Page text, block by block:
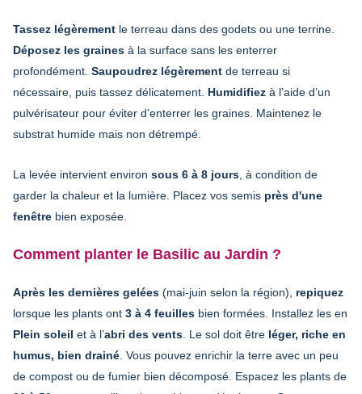
Tassez légèrement le terreau dans des godets ou une terrine.
Déposez les graines à la surface sans les enterrer
profondément. Saupoudrez légèrement de terreau si
nécessaire, puis tassez délicatement. Humidifiez à l’aide d’un
pulvérisateur pour éviter d’enterrer les graines. Maintenez le
substrat humide mais non détrempé.
La levée intervient environ sous 6 à 8 jours , à condition de
garder la chaleur et la lumière. Placez vos semis près d'une
fenêtre bien exposée.
Comment planter le Basilic au Jardin ?
Après les dernières gelées (mai-juin selon la région), repiquez
lorsque les plants ont 3 à 4 feuilles bien formées. Installez les en
Plein soleil et à l’abri des vents . Le sol doit être léger, riche en
humus, bien drainé . Vous pouvez enrichir la terre avec un peu
de compost ou de fumier bien décomposé. Espacez les plants de